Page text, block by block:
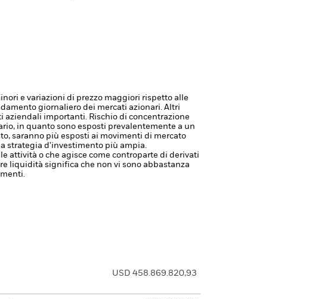
e variazioni di prezzo maggiori rispetto alle
giornaliero dei mercati azionari. Altri
aziendali importanti. Rischio di concentrazione
in quanto sono esposti prevalentemente a un
saranno più esposti ai movimenti di mercato
strategia d'investimento più ampia.
attività o che agisce come controparte di derivati
liquidità significa che non vi sono abbastanza
USD 458.869.820,93